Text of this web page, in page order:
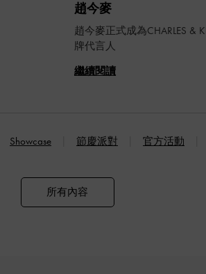
趙今麥
趙今麥正式成為CHARLES &
牌代言人
繼續閱讀
Showcase 節慶派對 官方活動
所有內容